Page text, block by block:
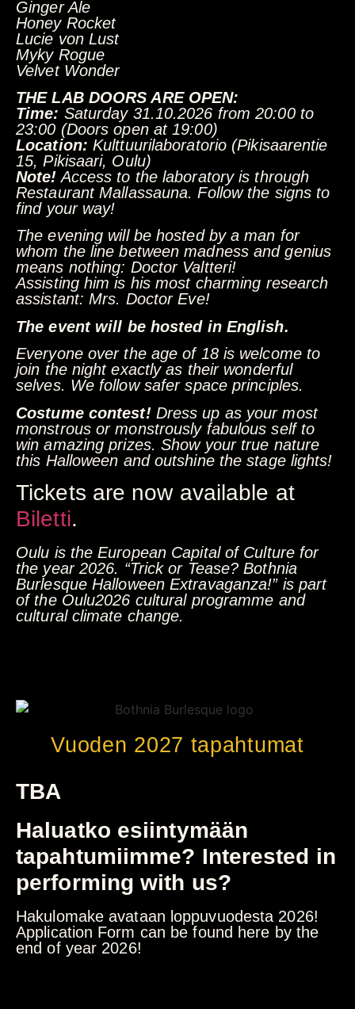
Ginger Ale
Honey Rocket
Lucie von Lust
Myky Rogue
Velvet Wonder
THE LAB DOORS ARE OPEN:
Time: Saturday 31.10.2026 from 20:00 to
23:00 (Doors open at 19:00)
Location: Kulttuurilaboratorio (Pikisaarentie
15, Pikisaari, Oulu)
Note! Access to the laboratory is through
Restaurant Mallassauna. Follow the signs to
find your way!
The evening will be hosted by a man for
whom the line between madness and genius
means nothing: Doctor Valtteri!
Assisting him is his most charming research
assistant: Mrs. Doctor Eve!
The event will be hosted in English.
Everyone over the age of 18 is welcome to
join the night exactly as their wonderful
selves. We follow safer space principles.
Costume contest!Dress up as your most
monstrous or monstrously fabulous self to
win amazing prizes. Show your true nature
this Halloween and outshine the stage lights!
Tickets are now available at
Biletti.
Oulu is the European Capital of Culture for
the year 2026. “Trick or Tease? Bothnia
Burlesque Halloween Extravaganza!” is part
of the Oulu2026 cultural programme and
cultural climate change.
Vuoden 2027 tapahtumat
TBA
Haluatko esiintymään
tapahtumiimme? Interested in
performing with us?
Hakulomake avataan loppuvuodesta 2026!
Application Form can be found here by the
end of year 2026!